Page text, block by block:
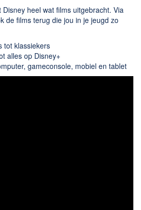
heel wat films uitgebracht. Via
de films terug die jou in je jeugd zo
tot klassiekers
alles op Disney+
gameconsole, mobiel en tablet